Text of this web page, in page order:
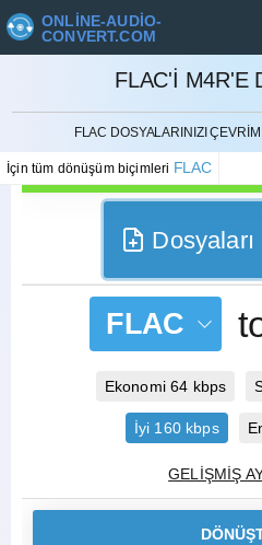
ONLINE-AUDIO-
CONVERT.COM
FLAC'I M4R'E
FLAC DOSYALARINIZI
İçin tüm dönüşüm biçimleri FLAC
İPTAL
FLAC
Ekonomi 64 kbps
İyi 160 kbps
GELIŞMIŞ